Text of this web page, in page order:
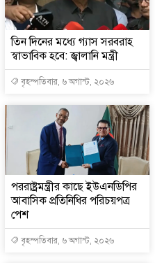
তিন দিনের মধ্যে গ্যাস সরবরাহ
স্বাভাবিক হবে: জ্বালানি মন্ত্রী
বৃহস্পতিবার, ৬ অগাস্ট, ২০২৬
পররাষ্ট্রমন্ত্রীর কা‌ছে ইউএনডিপির
আবাসিক প্রতিনিধির পরিচয়পত্র
পেশ
বৃহস্পতিবার, ৬ অগাস্ট, ২০২৬